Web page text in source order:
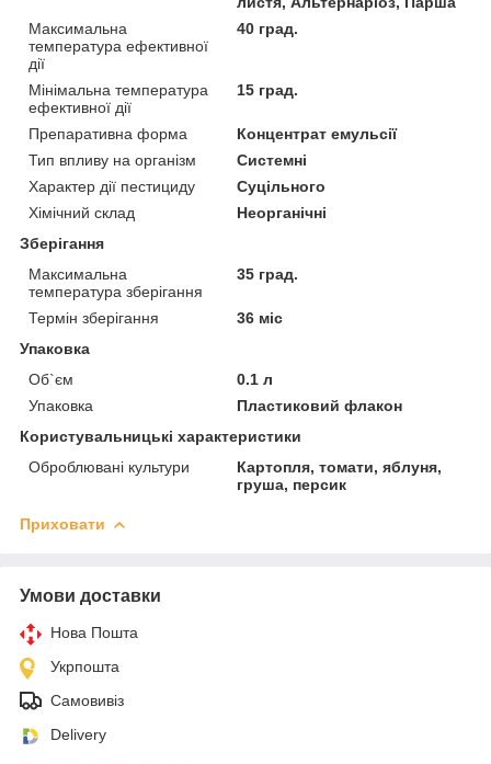
Максимальна
температура ефективної
дії
40 град.
Мінімальна температура
ефективної дії
15 град.
Препаративна форма
Концентрат емульсії
Тип впливу на організм
Системні
Характер дії пестициду
Суцільного
Хімічний склад
Неорганічні
Зберігання
Максимальна
температура зберігання
35 град.
Термін зберігання
36 міс
Упаковка
Об`єм
0.1 л
Упаковка
Пластиковий флакон
Користувальницькі характеристики
Оброблювані культури
Картопля, томати, яблуня,
груша, персик
Приховати
Умови доставки
Нова Пошта
Укрпошта
Самовивіз
Delivery